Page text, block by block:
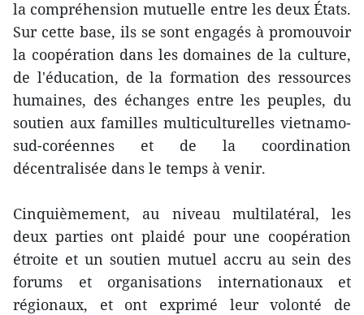
la compréhension mutuelle entre les deux États.
Sur cette base, ils se sont engagés à promouvoir
la coopération dans les domaines de la culture,
de l'éducation, de la formation des ressources
humaines, des échanges entre les peuples, du
soutien aux familles multiculturelles vietnamo-
sud-coréennes et de la coordination
décentralisée dans le temps à venir.
Cinquièmement, au niveau multilatéral, les
deux parties ont plaidé pour une coopération
étroite et un soutien mutuel accru au sein des
forums et organisations internationaux et
régionaux, et ont exprimé leur volonté de